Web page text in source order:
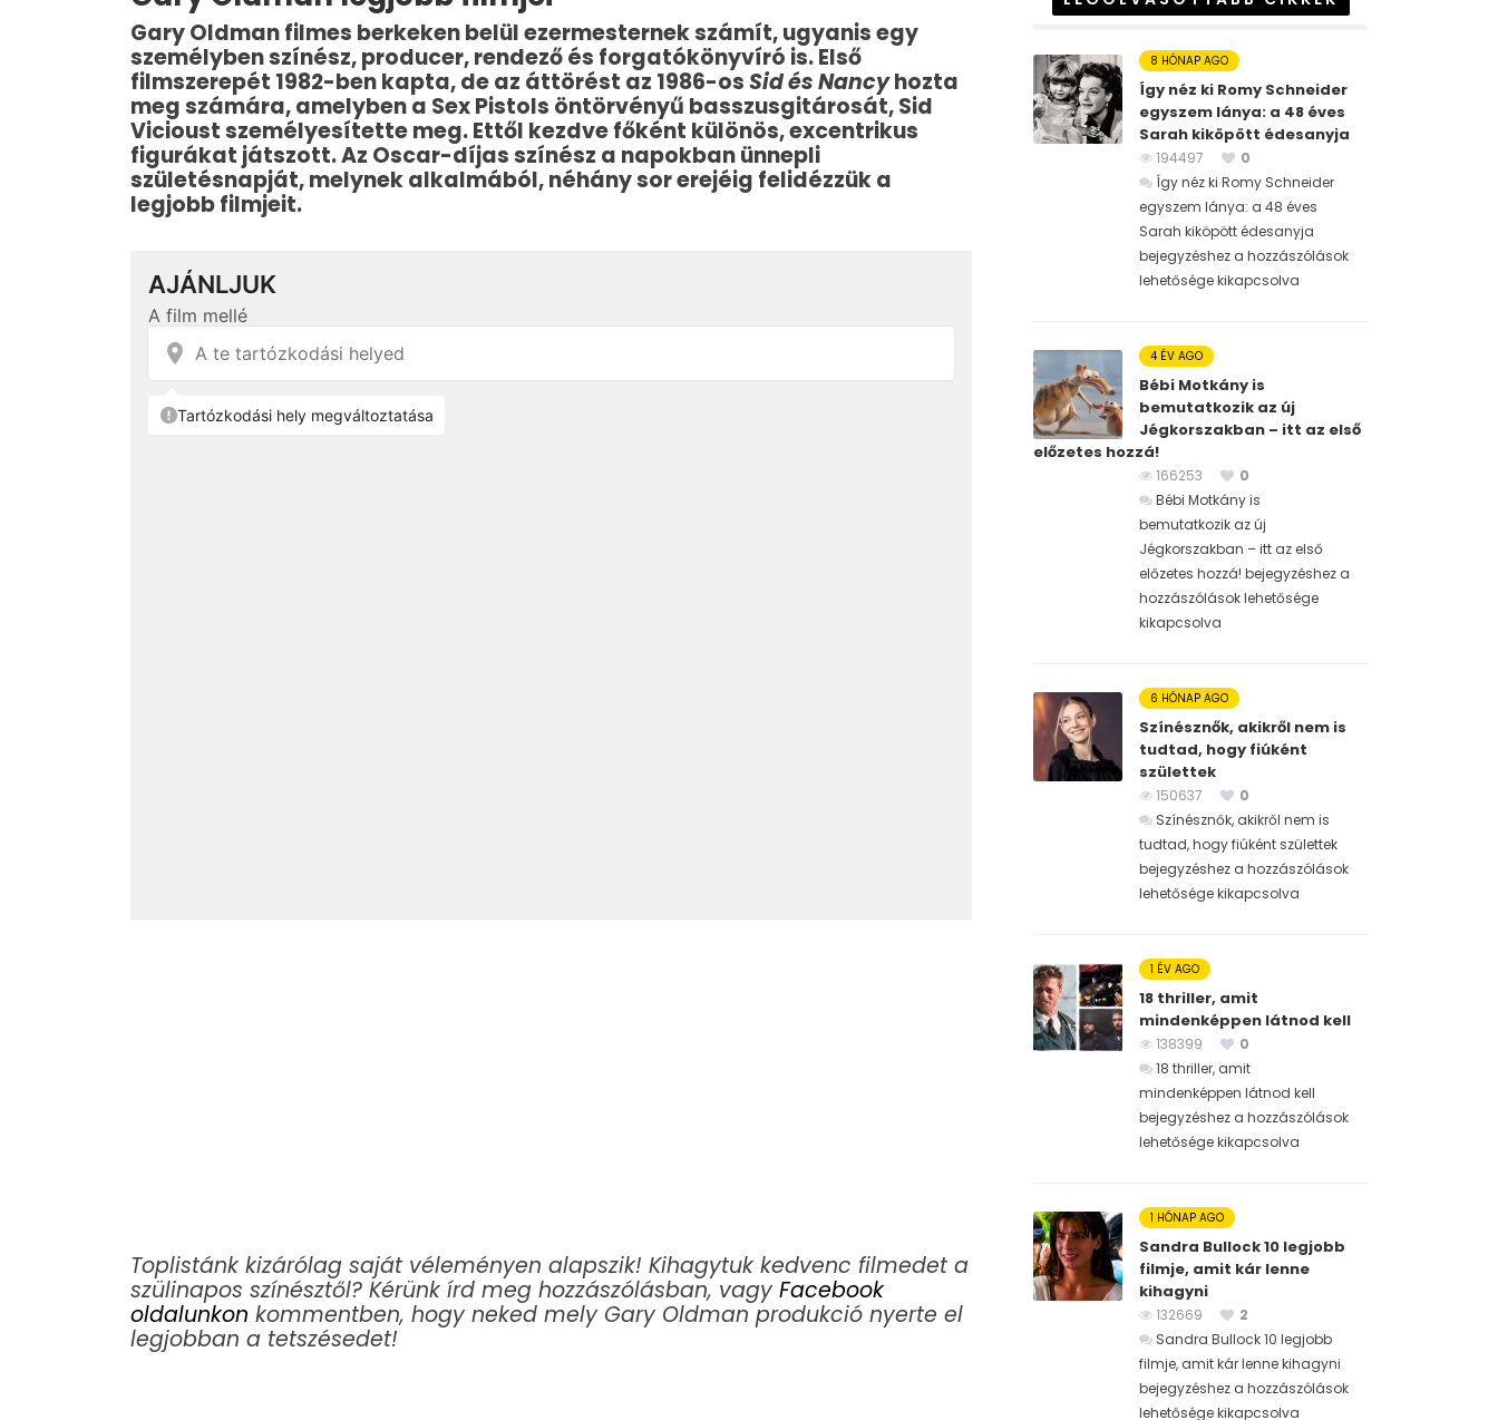
Gary Oldman filmes berkeken belül ezermesternek számít, ugyanis egy
személyben színész, producer, rendező és forgatókönyvíró is. Első
filmszerepét 1982-ben kapta, de az áttörést az 1986-osSid és Nancyhozta
meg számára, amelyben a Sex Pistols öntörvényű basszusgitárosát, Sid
Vicioust személyesítette meg. Ettől kezdve főként különös, excentrikus
figurákat játszott. Az Oscar-díjas színész a napokban ünnepli
születésnapját, melynek alkalmából, néhány sor erejéig felidézzük a
legjobb filmjeit.
Toplistánk kizárólag saját véleményen alapszik! Kihagytuk kedvenc filmedet a
szülinapos színésztől? Kérünk írd meg hozzászólásban, vagy Facebook
oldalunkon kommentben, hogy neked mely Gary Oldman produkció nyerte el
legjobban a tetszésedet!
8 HÓNAP AGO
Így néz ki Romy Schneider
egyszem lánya: a 48 éves
Sarah kiköpött édesanyja
194497
0
Így néz ki Romy Schneider
egyszem lánya: a 48 éves
Sarah kiköpött édesanyja
bejegyzéshez a hozzászólások
lehetősége kikapcsolva
4 ÉV AGO
Bébi Motkány is
bemutatkozik az új
Jégkorszakban – itt az első
előzetes hozzá!
166253
0
Bébi Motkány is
bemutatkozik az új
Jégkorszakban – itt az első
előzetes hozzá! bejegyzéshez a
hozzászólások lehetősége
kikapcsolva
6 HÓNAP AGO
Színésznők, akikről nem is
tudtad, hogy fiúként
születtek
150637
0
Színésznők, akikről nem is
tudtad, hogy fiúként születtek
bejegyzéshez a hozzászólások
lehetősége kikapcsolva
1 ÉV AGO
18 thriller, amit
mindenképpen látnod kell
138399
0
18 thriller, amit
mindenképpen látnod kell
bejegyzéshez a hozzászólások
lehetősége kikapcsolva
1 HÓNAP AGO
Sandra Bullock 10 legjobb
filmje, amit kár lenne
kihagyni
132669
2
Sandra Bullock 10 legjobb
filmje, amit kár lenne kihagyni
bejegyzéshez a hozzászólások
lehetősége kikapcsolva